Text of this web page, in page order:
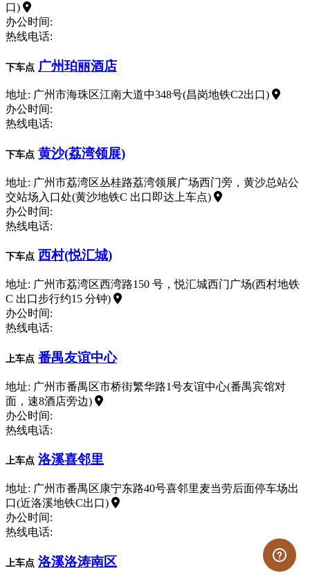
口)
办公时间:
热线电话:
下车点 广州珀丽酒店
地址: 广州市海珠区江南大道中348号(昌岗地铁C2出口)
办公时间:
热线电话:
下车点 黄沙(荔湾领展)
地址: 广州市荔湾区丛桂路荔湾领展广场西门旁，黄沙总站公
交站场入口处(黄沙地铁C 出口即达上车点)
办公时间:
热线电话:
下车点 西村(悦汇城)
地址: 广州市荔湾区西湾路150 号，悦汇城西门广场(西村地铁
C 出口步行约15 分钟)
办公时间:
热线电话:
上车点 番禺友谊中心
地址: 广州市番禺区市桥街繁华路1号友谊中心(番禺宾馆对
面，速8酒店旁边)
办公时间:
热线电话:
上车点 洛溪喜邻里
地址: 广州市番禺区康宁东路40号喜邻里麦当劳后面停车场出
口(近洛溪地铁C出口)
办公时间:
热线电话:
上车点 洛溪洛涛南区